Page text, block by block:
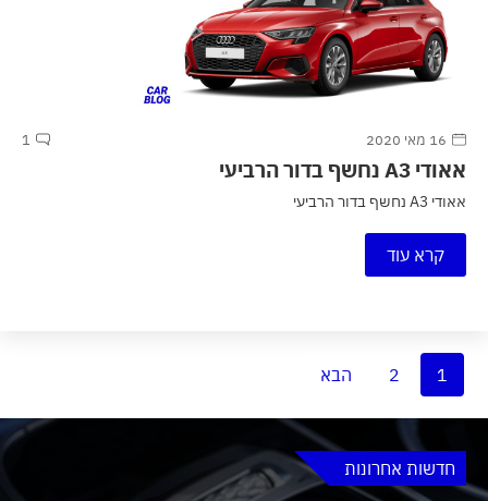
16 מאי 2020 1
אאודי A3 נחשף בדור הרביעי
אאודי A3 נחשף בדור הרביעי
קרא עוד
1
2 הבא
חדשות אחרונות